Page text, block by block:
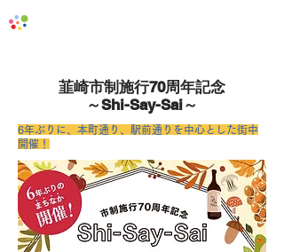
韮崎市制施行70周年記念
～Shi-Say-Sai～
6年ぶりに、本町通り、駅前通りを中心とした街中
開催！